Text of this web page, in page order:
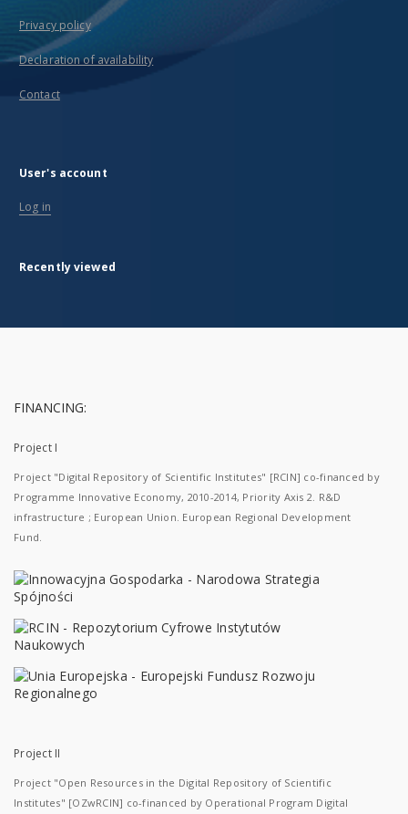
Privacy policy
Declaration of availability
Contact
User's account
Log in
Recently viewed
FINANCING:
Project I
Project "Digital Repository of Scientific Institutes" [RCIN] co-financed by
Programme Innovative Economy, 2010-2014, Priority Axis 2. R&D
infrastructure ; European Union. European Regional Development
Fund.
Project II
Project "Open Resources in the Digital Repository of Scientific
Institutes" [OZwRCIN] co-financed by Operational Program Digital